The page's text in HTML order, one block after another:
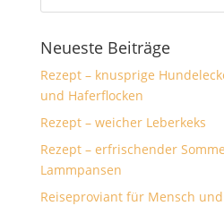
Neueste Beiträge
Rezept – knusprige
und Haferflocken
Rezept – weicher Leberkeks
Rezept – erfrischender
Lammpansen
Reiseproviant für Mensch